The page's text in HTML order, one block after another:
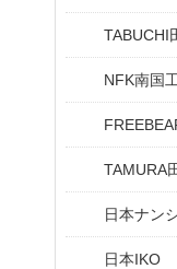
TABUCHI
NFK南国
TAMURA
日本ナン
日本IKO